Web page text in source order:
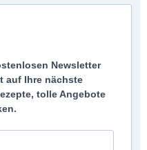
Newsletter
auf Ihre nächste
tolle Angebote